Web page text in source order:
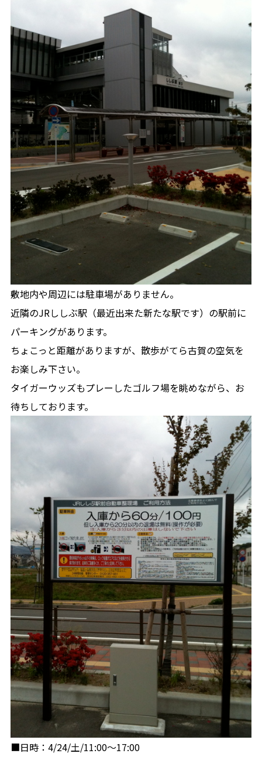
敷地内や周辺には駐車場がありません。
近隣のJRししぶ駅（最近出来た新たな駅です）の駅前に
パーキングがあります。
ちょこっと距離がありますが、散歩がてら古賀の空気を
お楽しみ下さい。
タイガーウッズもプレーしたゴルフ場を眺めながら、お
待ちしております。
■日時：4/24/土/11:00〜17:00